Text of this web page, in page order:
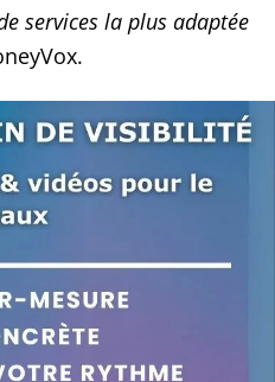
services la plus adaptée